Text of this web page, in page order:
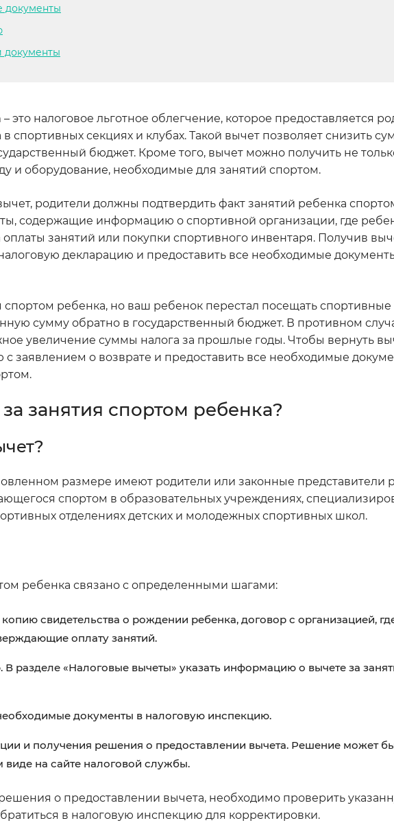
документы
документы
– это налоговое льготное облегчение, которое предоставляется
спортивных секциях и клубах. Такой вычет позволяет снизить
бюджет. Кроме того, вычет можно получить не
и оборудование, необходимые для занятий спортом.
родители должны подтвердить факт занятий ребенка
содержащие информацию о спортивной организации, где
оплаты занятий или покупки спортивного инвентаря. Получив
декларацию и предоставить все необходимые
спортом ребенка, но ваш ребенок перестал посещать
сумму обратно в государственный бюджет. В противном
увеличение суммы налога за прошлые годы. Чтобы вернуть
заявлением о возврате и предоставить все необходимые
занятия спортом ребенка?
размере имеют родители или законные представители
спортом в образовательных учреждениях,
отделениях детских и молодежных спортивных школ.
ребенка связано с определенными шагами:
свидетельства о рождении ребенка, договор с организацией,
оплату занятий.
разделе «Налоговые вычеты» указать информацию о вычете за
документы в налоговую инспекцию.
и получения решения о предоставлении вычета. Решение может
виде на сайте налоговой службы.
о предоставлении вычета, необходимо проверить
в налоговую инспекцию для корректировки.